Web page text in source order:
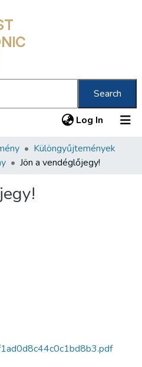
Search
Log In (current)
Különgyűjtemények
Jön a vendéglőjegy!